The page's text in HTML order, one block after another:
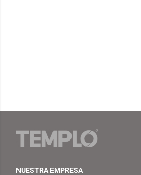
NUESTRA EMPRESA